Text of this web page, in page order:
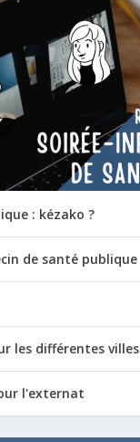
: kézako ?
de santé publique
les différentes villes
l'externat